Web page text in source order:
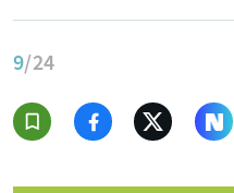
9/24